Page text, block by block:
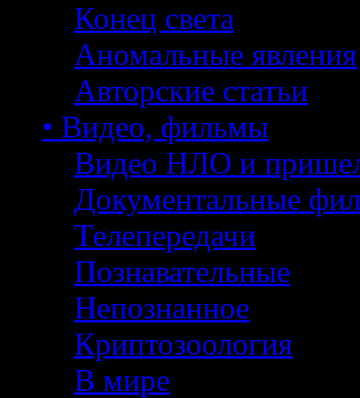
Конец света
Аномальные явления
Авторские статьи
• Видео, фильмы
Видео НЛО и
Документальные
Телепередачи
Познавательные
Непознанное
Криптозоология
В мире